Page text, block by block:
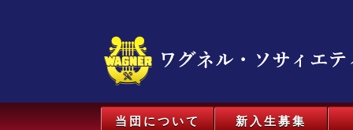
当団について 新入生募集